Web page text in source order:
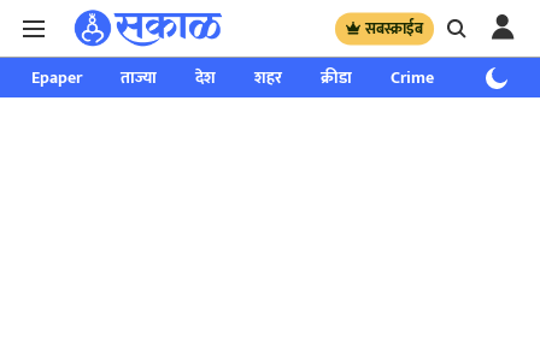
सबस्क्राईब
Epaper ताज्या देश शहर क्रीडा Crime साप्ताहिक